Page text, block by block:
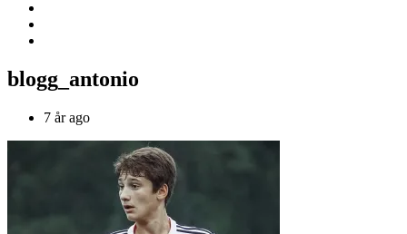
blogg_antonio
7 år ago